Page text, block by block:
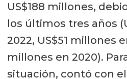
US$188 millones,
los últimos tres años
2022, US$51 millones
millones en 2020).
situación, contó con